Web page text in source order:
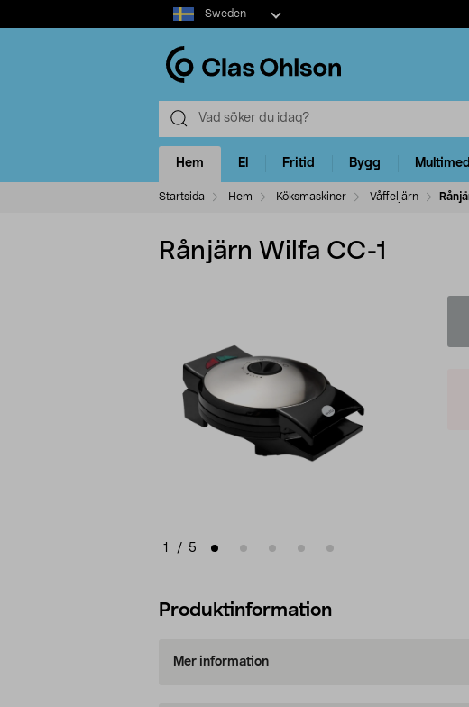
Select
market
Sweden
Hem El Fritid Bygg
Startsida Hem Köksmaskiner Våffeljärn
Rånjärn Wilfa CC-1
1 / 5
Produktinformation
Mer information